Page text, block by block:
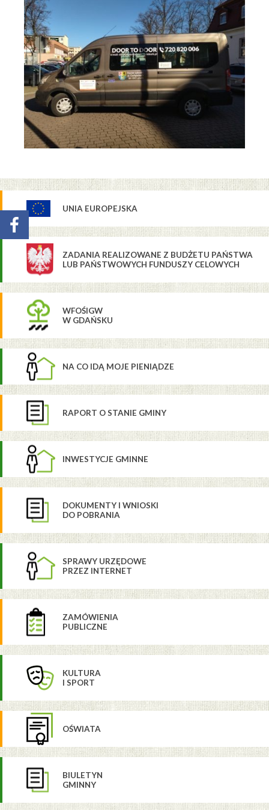
UNIA EUROPEJSKA
ZADANIA REALIZOWANE Z BUDŻETU PAŃSTWA
LUB PAŃSTWOWYCH FUNDUSZY CELOWYCH
WFOŚIGW
W GDAŃSKU
NA CO IDĄ MOJE PIENIĄDZE
RAPORT O STANIE GMINY
INWESTYCJE GMINNE
DOKUMENTY I WNIOSKI
DO POBRANIA
SPRAWY URZĘDOWE
PRZEZ INTERNET
ZAMÓWIENIA
PUBLICZNE
KULTURA
I SPORT
OŚWIATA
BIULETYN
GMINNY